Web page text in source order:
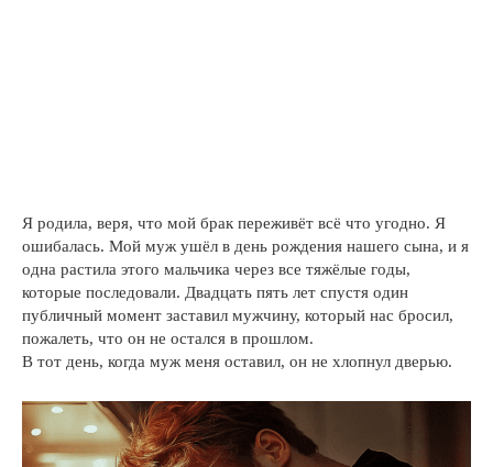
Я родила, веря, что мой брак переживёт всё что угодно. Я
ошибалась. Мой муж ушёл в день рождения нашего сына, и я
одна растила этого мальчика через все тяжёлые годы,
которые последовали. Двадцать пять лет спустя один
публичный момент заставил мужчину, который нас бросил,
пожалеть, что он не остался в прошлом.
В тот день, когда муж меня оставил, он не хлопнул дверью.